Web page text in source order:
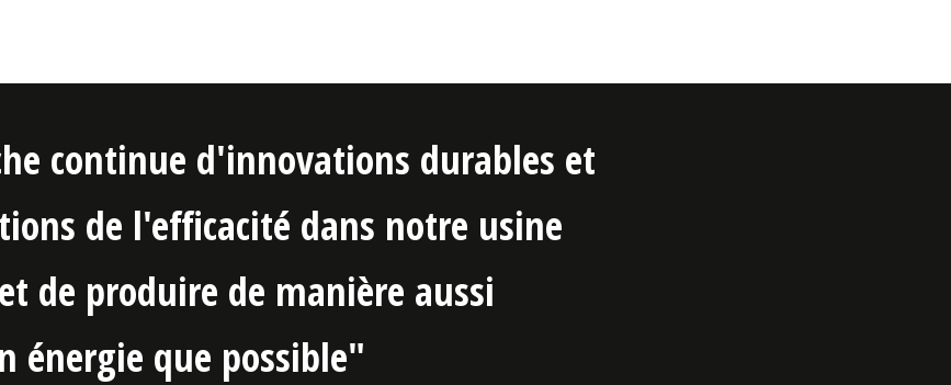
continue d'innovations durables et
de l'efficacité dans notre usine
de produire de manière aussi
énergie que possible"